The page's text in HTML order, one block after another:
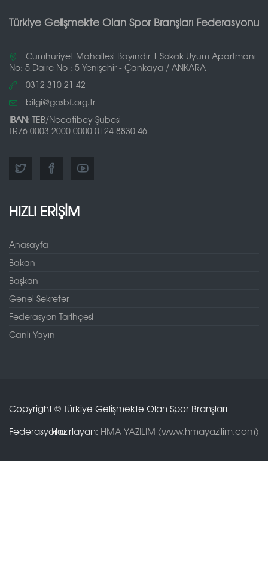
Türkiye Gelişmekte Olan Spor Branşları Federasyonu
Cumhuriyet Mahallesi Bayındır 1 Sokak Uyum Apartmanı
No: 5 Daire No : 5 Yenişehir - Çankaya / ANKARA
0312 310 21 42
bilgi@gosbf.org.tr
IBAN: TEB/Necatibey Şubesi
TR76 0003 2000 0000 0124 8830 46
HIZLI ERİŞİM
Anasayfa
Bakan
Başkan
Genel Sekreter
Federasyon Tarihçesi
Canlı Yayın
Copyright © Türkiye Gelişmekte Olan Spor Branşları
Federasyonu.Hazırlayan: HMA YAZILIM (www.hmayazilim.com)